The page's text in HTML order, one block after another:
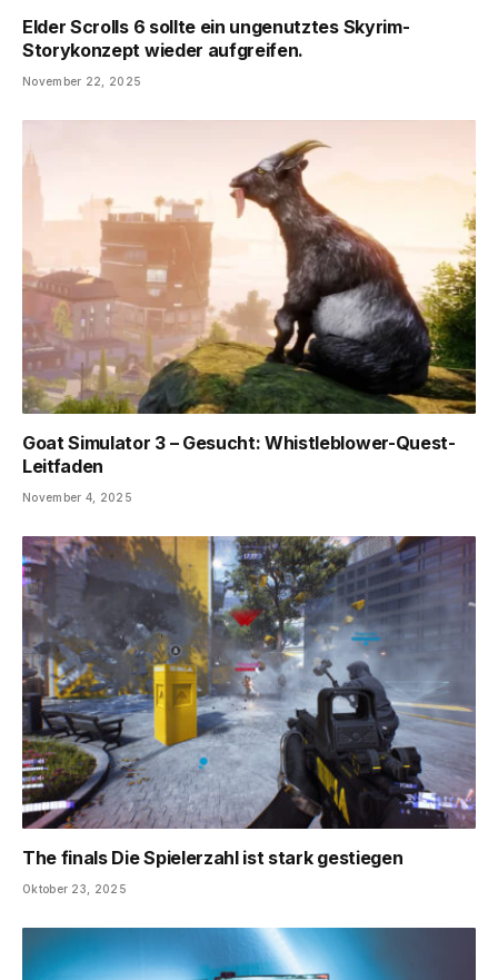
Elder Scrolls 6 sollte ein ungenutztes Skyrim-
Storykonzept wieder aufgreifen.
November 22, 2025
Goat Simulator 3 – Gesucht: Whistleblower-Quest-
Leitfaden
November 4, 2025
The finals Die Spielerzahl ist stark gestiegen
Oktober 23, 2025